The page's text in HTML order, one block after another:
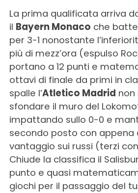
La prima qualificata arriva
il Bayern Monaco che
per 3-1 nonostante
più di mezz’ora (espulso
portano a 12 punti e
ottavi di finale da primi in
spalle l’Atletico Madrid non
sfondare il muro del
impattando sullo 0-0 e
secondo posto con appena
vantaggio sui russi (terzi
Chiude la classifica il
punto e quasi
giochi per il passaggio del